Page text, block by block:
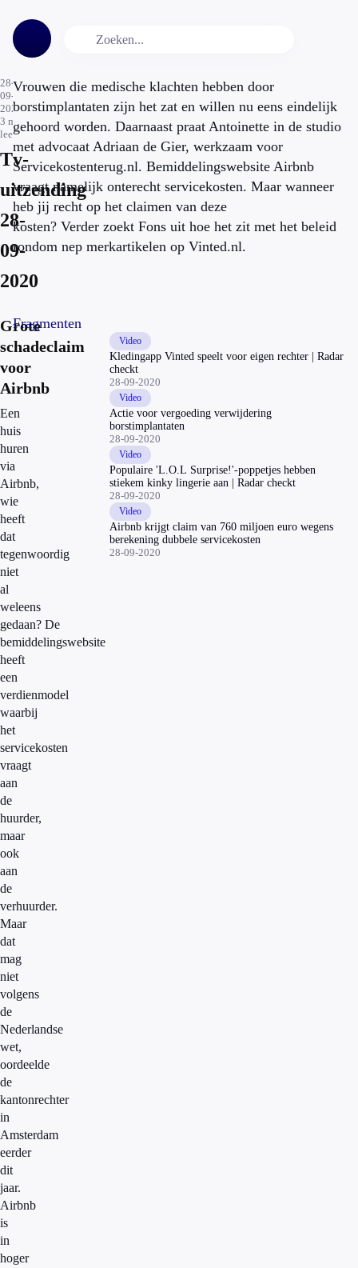
28-
09-
2020
3 min.
leestijd
Tv-
uitzending
28-
09-
2020
Vrouwen die medische klachten hebben door
borstimplantaten zijn het zat en willen nu eens eindelijk
gehoord worden. Daarnaast praat Antoinette in de studio
met advocaat Adriaan de Gier, werkzaam voor
Servicekostenterug.nl. Bemiddelingswebsite Airbnb
vraagt namelijk onterecht servicekosten. Maar wanneer
heb jij recht op het claimen van deze
kosten? Verder zoekt Fons uit hoe het zit met het beleid
rondom nep merkartikelen op Vinted.nl.
Grote
schadeclaim
voor
Airbnb
Een
huis
huren
via
Airbnb,
wie
heeft
dat
tegenwoordig
niet
al
weleens
gedaan? De
bemiddelingswebsite
heeft
een
verdienmodel
waarbij
het
servicekosten
vraagt
aan
de
huurder,
maar
ook
aan
de
verhuurder.
Maar
dat
mag
niet
volgens
de
Nederlandse
wet,
oordeelde
de
kantonrechter
in
Amsterdam
eerder
dit
jaar.
Airbnb
is
in
hoger
Fragmenten
Video
Kledingapp Vinted speelt voor eigen rechter | Radar
checkt
28-09-2020
Video
Actie voor vergoeding verwijdering
borstimplantaten
28-09-2020
Video
Populaire 'L.O.L Surprise!'-poppetjes hebben
stiekem kinky lingerie aan | Radar checkt
28-09-2020
Video
Airbnb krijgt claim van 760 miljoen euro wegens
berekening dubbele servicekosten
28-09-2020